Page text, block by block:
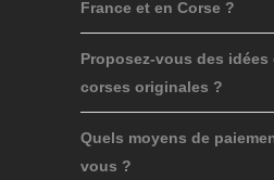
France et en Corse ?
Proposez-vous des idées
corses originales ?
Quels moyens de
vous ?